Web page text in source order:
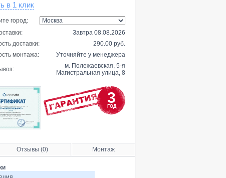
в 1 клик
город:
Завтра 08.08.2026
доставки:
290.00 руб.
монтажа:
Уточняйте у менеджера
м. Полежаевская, 5-я
Магистральная улица, 8
3
ГОД
Отзывы (0) Монтаж